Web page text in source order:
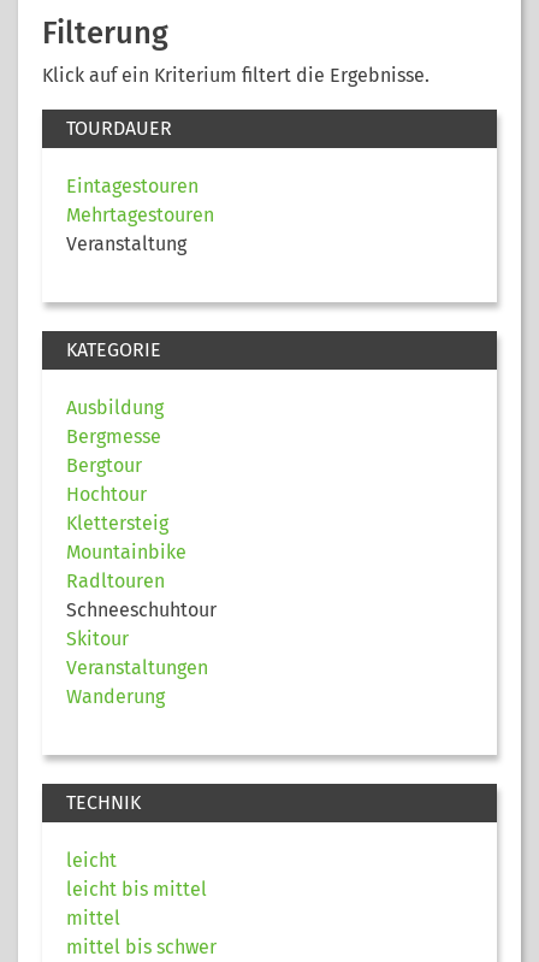
Filterung
Klick auf ein Kriterium filtert die Ergebnisse.
TOURDAUER
Eintagestouren
Mehrtagestouren
Veranstaltung
KATEGORIE
Ausbildung
Bergmesse
Bergtour
Hochtour
Klettersteig
Mountainbike
Radltouren
Schneeschuhtour
Skitour
Veranstaltungen
Wanderung
TECHNIK
leicht
leicht bis mittel
mittel
mittel bis schwer